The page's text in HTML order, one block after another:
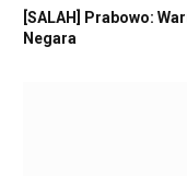
[SALAH] Prabowo:
Negara